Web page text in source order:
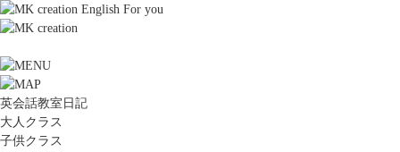
英会話教室日記
大人クラス
子供クラス